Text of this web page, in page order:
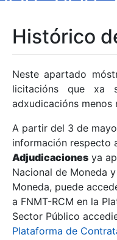
Mostrar/Ocultar
Mostrar/Ocultar
Mostrar/Ocultar
Histórico
Neste apartado
licitacións que xa
adxudicacións menos
A partir del 3 de
información respecto
Adjudicaciones ya
Nacional de Moneda
Moneda, puede
a FNMT-RCM en la
Sector Público
Plataforma de